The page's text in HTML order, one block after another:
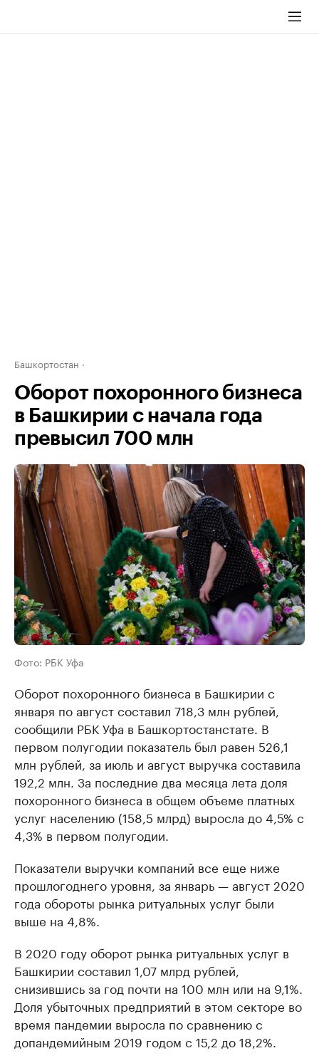
Башкортостан
Оборот похоронного бизнеса
в Башкирии с начала года
превысил 700 млн
Фото: РБК Уфа
Оборот похоронного бизнеса в Башкирии с
января по август составил 718,3 млн рублей,
сообщили РБК Уфа в Башкортостанстате. В
первом полугодии показатель был равен 526,1
млн рублей, за июль и август выручка составила
192,2 млн. За последние два месяца лета доля
похоронного бизнеса в общем объеме платных
услуг населению (158,5 млрд) выросла до 4,5% с
4,3% в первом полугодии.
Показатели выручки компаний все еще ниже
прошлогоднего уровня, за январь — август 2020
года обороты рынка ритуальных услуг были
выше на 4,8%.
В 2020 году оборот рынка ритуальных услуг в
Башкирии составил 1,07 млрд рублей,
снизившись за год почти на 100 млн или на 9,1%.
Доля убыточных предприятий в этом секторе во
время пандемии выросла по сравнению с
допандемийным 2019 годом с 15,2 до 18,2%.